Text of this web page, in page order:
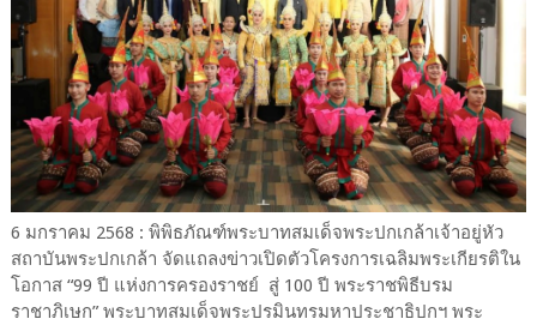
6 มกราคม 2568 : พิพิธภัณฑ์พระบาทสมเด็จพระปกเกล้าเจ้าอยู่หัว
สถาบันพระปกเกล้า จัดแถลงข่าวเปิดตัวโครงการเฉลิมพระเกียรติใน
โอกาส “99 ปี แห่งการครองราชย์ สู่ 100 ปี พระราชพิธีบรม
ราชาภิเษก” พระบาทสมเด็จพระปรมินทรมหาประชาธิปกฯ พระ